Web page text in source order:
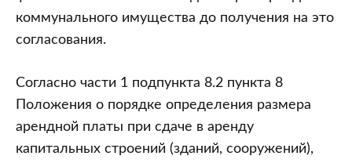
коммунального имущества до получения на это
согласования.
Согласно части 1 подпункта 8.2 пункта 8
Положения о порядке определения размера
арендной платы при сдаче в аренду
капитальных строений (зданий, сооружений),